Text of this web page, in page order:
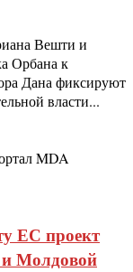
Вешти и
Орбана к
Дана фиксируют
власти...
MDA
ЕС проект
Молдовой